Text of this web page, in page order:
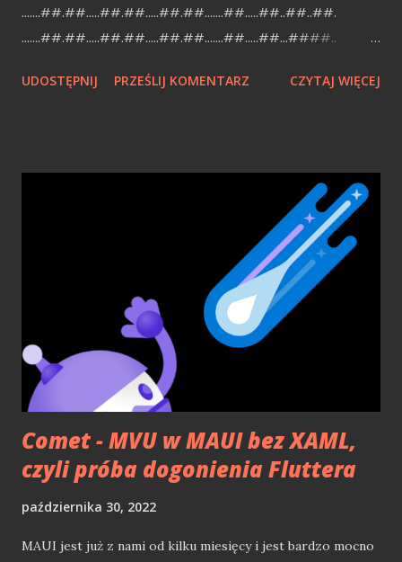
.......##.##.....##.##.....##.##.......##.....##..##..##.
.......##.##.....##.##.....##.##.......##.....##...####..
.. .##....##.##..##.##.##.....##.##.......##...##......##...
podzielić sie z Wami, pięknem jQuery [1] (dalej jq). Kilka
miesięcy temu skandyn dodał wpis , w którym przedstawił
pobieżnie, jak zrobić prosta galerię z jq, bez zagłębiania i
wstępnej prezentacji geniuszu jq:). Tutaj chciałbym ogólnie
zaprezentować jq, dla niewtajemniczonych (są jeszcze
tacy?:)). Czym jest jq? Można powiedzieć, iż jest to
biblioteka do Java Script (dalej js), która, pomaga w
obsłudze js i drzew DOM. Jednakże robi to w tak finezyjny
sposób, iż po pewnym czasie korzystania z niej,
dochodzimy do wniosku, i...
UDOSTĘPNIJ PRZEŚLIJ KOMENTARZ CZYTAJ WIĘCEJ
Comet - MVU w MAUI bez XAML,
czyli próba dogonienia Fluttera
października 30, 2022
MAUI jest już z nami od kilku miesięcy i jest bardzo mocno